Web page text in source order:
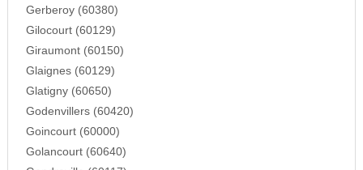
Gerberoy (60380)
Gilocourt (60129)
Giraumont (60150)
Glaignes (60129)
Glatigny (60650)
Godenvillers (60420)
Goincourt (60000)
Golancourt (60640)